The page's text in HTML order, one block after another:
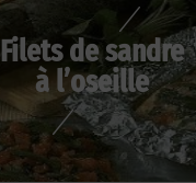
Filets de sandre
à l’oseille